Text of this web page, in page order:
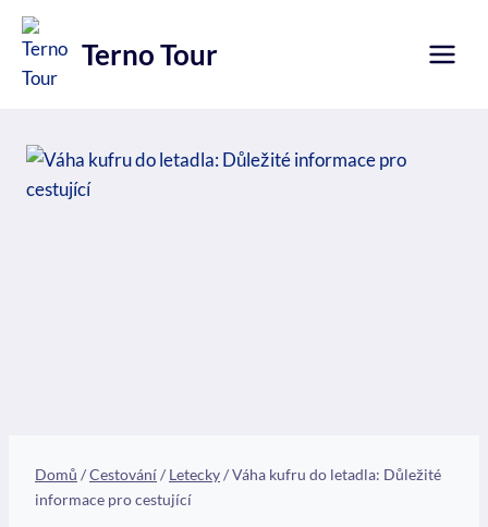
Přeskočit
obsah
Terno Tour
Domů /Cestování/ Letecky/Váha kufru do letadla: Důležité
informace pro cestující